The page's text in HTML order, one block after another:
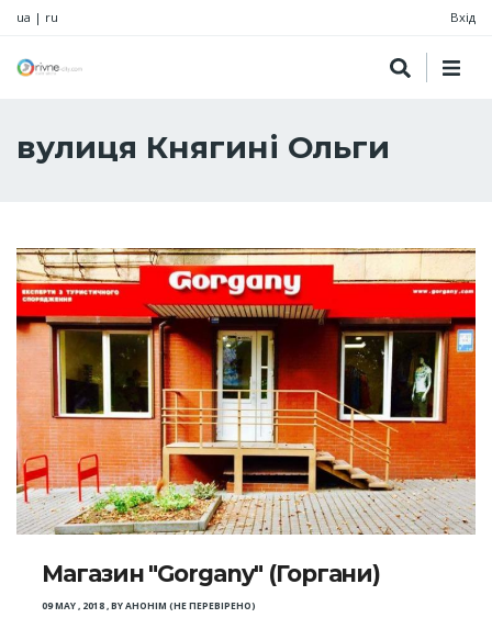
ua | ru Вхід
вулиця Княгині Ольги
Магазин "Gorgany" (Горгани)
09 MAY , 2018,BYАНОНІМ (НЕ ПЕРЕВІРЕНО)